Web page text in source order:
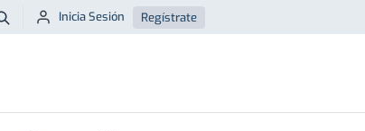
Buscar
Inicia Sesión Regístrate